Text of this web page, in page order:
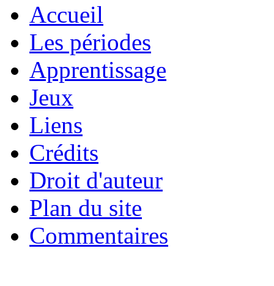
Accueil
Les périodes
Apprentissage
Jeux
Liens
Crédits
Droit d'auteur
Plan du site
Commentaires